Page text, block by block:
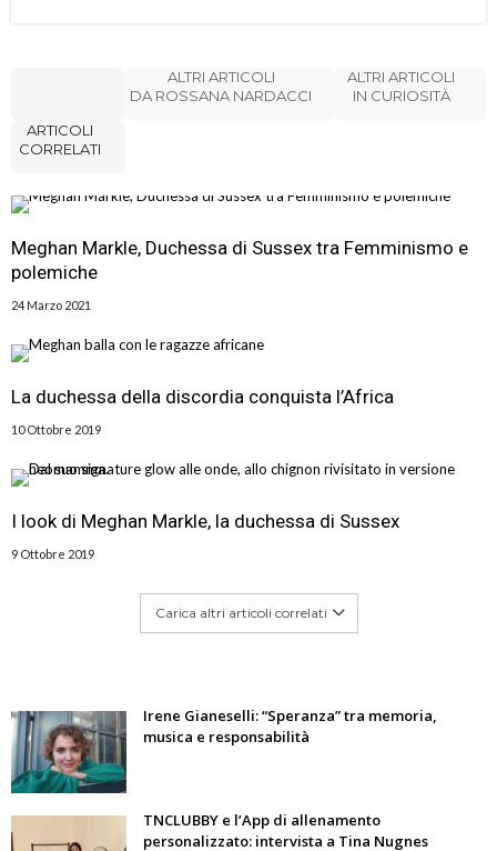
ARTICOLI
CORRELATI
ALTRI ARTICOLI
DA ROSSANA NARDACCI
ALTRI ARTICOLI
IN CURIOSITÀ
Meghan Markle, Duchessa di Sussex tra Femminismo e
polemiche
24 Marzo 2021
La duchessa della discordia conquista l’Africa
10 Ottobre 2019
I look di Meghan Markle, la duchessa di Sussex
9 Ottobre 2019
Carica altri articoli correlati
Irene Gianeselli: “Speranza” tra memoria,
musica e responsabilità
TNCLUBBY e l’App di allenamento
personalizzato: intervista a Tina Nugnes